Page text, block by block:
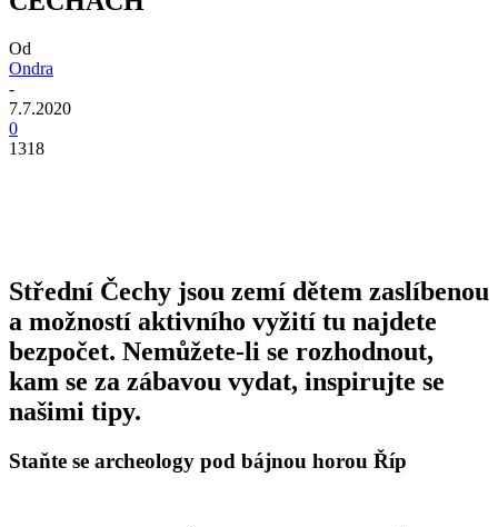
Od
Ondra
-
7.7.2020
0
1318
Střední Čechy jsou zemí dětem zaslíbenou
a možností aktivního vyžití tu najdete
bezpočet. Nemůžete-li se rozhodnout,
kam se za zábavou vydat, inspirujte se
našimi tipy.
Staňte se archeology pod bájnou horou Říp